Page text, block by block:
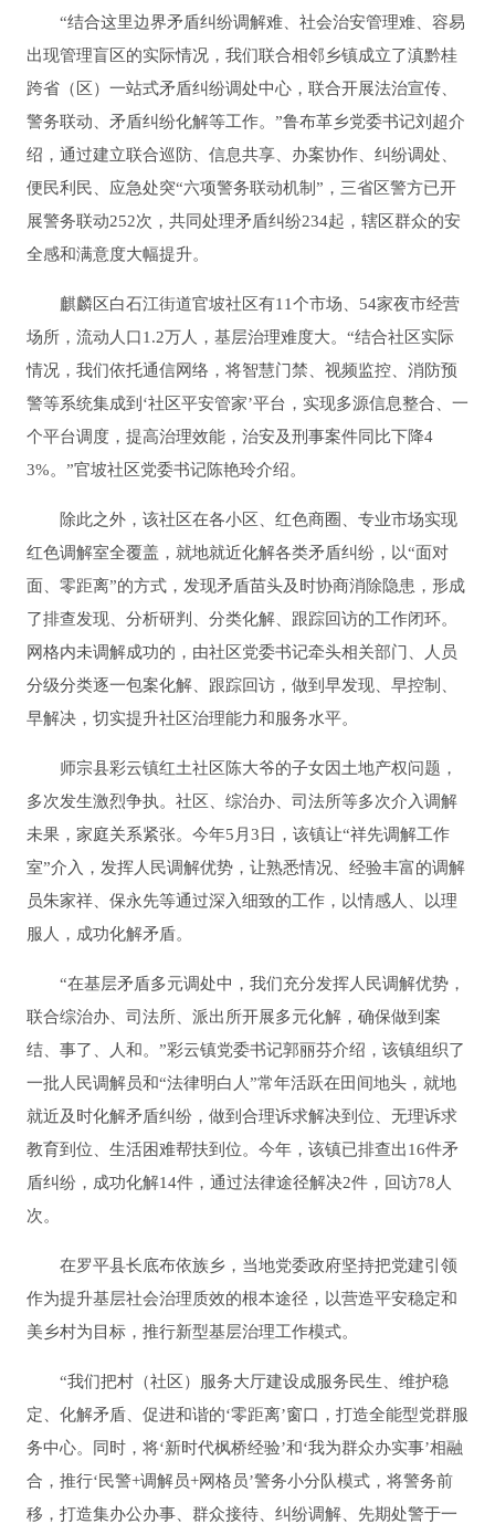
“结合这里边界矛盾纠纷调解难、社会治安管理难、容易
出现管理盲区的实际情况，我们联合相邻乡镇成立了滇黔桂
跨省（区）一站式矛盾纠纷调处中心，联合开展法治宣传、
警务联动、矛盾纠纷化解等工作。”鲁布革乡党委书记刘超介
绍，通过建立联合巡防、信息共享、办案协作、纠纷调处、
便民利民、应急处突“六项警务联动机制”，三省区警方已开
展警务联动252次，共同处理矛盾纠纷234起，辖区群众的安
全感和满意度大幅提升。
麒麟区白石江街道官坡社区有11个市场、54家夜市经营
场所，流动人口1.2万人，基层治理难度大。“结合社区实际
情况，我们依托通信网络，将智慧门禁、视频监控、消防预
警等系统集成到‘社区平安管家’平台，实现多源信息整合、一
个平台调度，提高治理效能，治安及刑事案件同比下降4
3%。”官坡社区党委书记陈艳玲介绍。
除此之外，该社区在各小区、红色商圈、专业市场实现
红色调解室全覆盖，就地就近化解各类矛盾纠纷，以“面对
面、零距离”的方式，发现矛盾苗头及时协商消除隐患，形成
了排查发现、分析研判、分类化解、跟踪回访的工作闭环。
网格内未调解成功的，由社区党委书记牵头相关部门、人员
分级分类逐一包案化解、跟踪回访，做到早发现、早控制、
早解决，切实提升社区治理能力和服务水平。
师宗县彩云镇红土社区陈大爷的子女因土地产权问题，
多次发生激烈争执。社区、综治办、司法所等多次介入调解
未果，家庭关系紧张。今年5月3日，该镇让“祥先调解工作
室”介入，发挥人民调解优势，让熟悉情况、经验丰富的调解
员朱家祥、保永先等通过深入细致的工作，以情感人、以理
服人，成功化解矛盾。
“在基层矛盾多元调处中，我们充分发挥人民调解优势，
联合综治办、司法所、派出所开展多元化解，确保做到案
结、事了、人和。”彩云镇党委书记郭丽芬介绍，该镇组织了
一批人民调解员和“法律明白人”常年活跃在田间地头，就地
就近及时化解矛盾纠纷，做到合理诉求解决到位、无理诉求
教育到位、生活困难帮扶到位。今年，该镇已排查出16件矛
盾纠纷，成功化解14件，通过法律途径解决2件，回访78人
次。
在罗平县长底布依族乡，当地党委政府坚持把党建引领
作为提升基层社会治理质效的根本途径，以营造平安稳定和
美乡村为目标，推行新型基层治理工作模式。
“我们把村（社区）服务大厅建设成服务民生、维护稳
定、化解矛盾、促进和谐的‘零距离’窗口，打造全能型党群服
务中心。同时，将‘新时代枫桥经验’和‘我为群众办实事’相融
合，推行‘民警+调解员+网格员’警务小分队模式，将警务前
移，打造集办公办事、群众接待、纠纷调解、先期处警于一